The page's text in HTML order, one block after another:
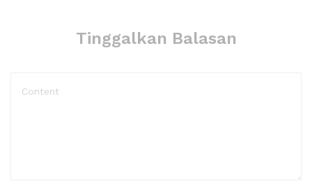
Tinggalkan Balasan